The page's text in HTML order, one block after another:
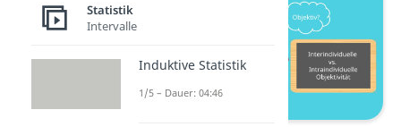
Statistik
Intervalle
Induktive Statistik
1/5 – Dauer: 04:46